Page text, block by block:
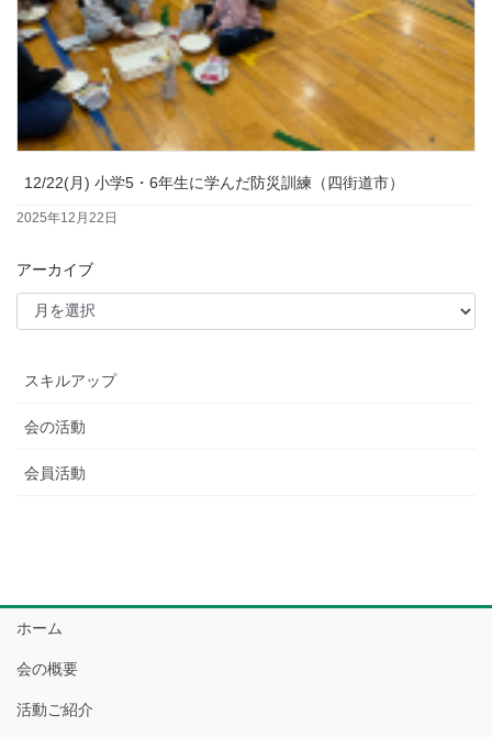
12/22(月) 小学5・6年生に学んだ防災訓練（四街道市）
2025年12月22日
アーカイブ
スキルアップ
会の活動
会員活動
ホーム
会の概要
活動ご紹介